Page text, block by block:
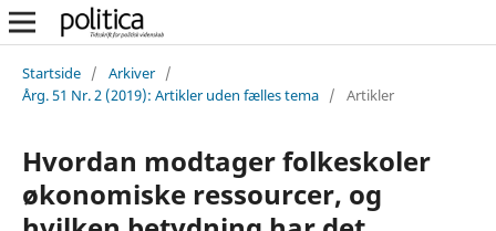
Startside / Arkiver /
Årg. 51 Nr. 2 (2019): Artikler uden fælles tema / Artikler
Hvordan modtager folkeskoler
økonomiske ressourcer, og